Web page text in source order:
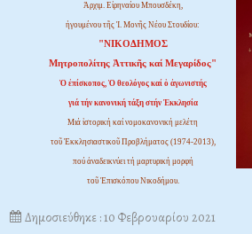
Ἀρχιμ. Εἰρηναίου Μπουσδέκη,
ἡγουμένου τῆς Ἱ. Μονῆς Νέου Στουδίου:
"ΝΙΚΟΔΗΜΟΣ
Μητροπολίτης Ἀττικῆς καί Μεγαρίδος"
Ὁ ἐπίσκοπος, Ὁ θεολόγος καί ὁ ἀγωνιστής
γιά τήν κανονική τάξη στήν Ἐκκλησία
Μιά ἱστορική καί νομοκανονική μελέτη
τοῦ Ἐκκλησιαστικοῦ Προβλήματος (1974-2013),
πού ἀναδεικνύει τή μαρτυρική μορφή
τοῦ Ἐπισκόπου Νικοδήμου.
Δημοσιεύθηκε : 10 Φεβρουαρίου 2021